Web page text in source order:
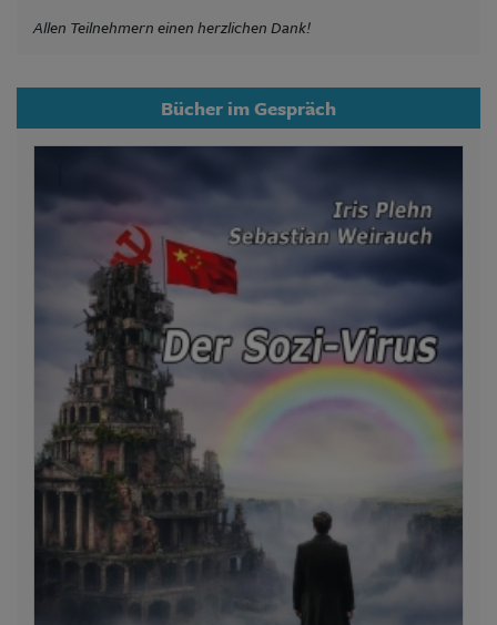
Allen Teilnehmern einen herzlichen Dank!
Bücher im Gespräch